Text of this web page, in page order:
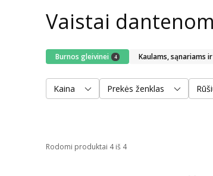
Vaistai
Burnos gleivinei 4 Kaulams, sąnariams
Kaina Prekės ženklas
Rodomi produktai 4 iš 4